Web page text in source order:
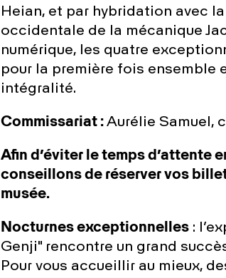
Heian, et par hybridation avec
occidentale de la mécanique
numérique, les quatre
pour la première fois ensemble
intégralité.
Commissariat : Aurélie Samuel,
Afin d’éviter le temps d’attente
conseillons de réserver vos
musée.
Nocturnes exceptionnelles :
Genji" rencontre un grand
Pour vous accueillir au mieux,